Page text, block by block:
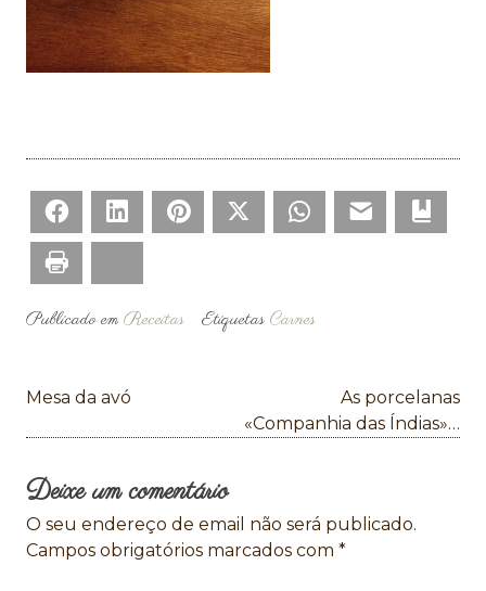
Facebook LinkedIn Pinterest Twitter WhatsApp
Publicado emReceitas Etiquetas Carnes
Navegação
de
artigos
Mesa da avó
As porcelanas
«Companhia das Índias»…
Deixe um comentário
O seu endereço de email não será publicado.
Campos obrigatórios marcados com *